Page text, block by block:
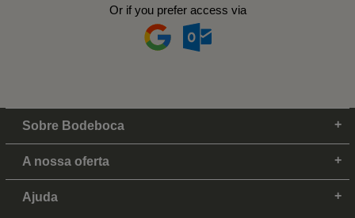
Or if you prefer access via
Sobre Bodeboca
A nossa oferta
Ajuda